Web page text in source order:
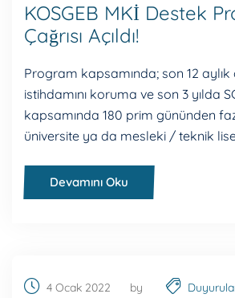
KOSGEB MKİ Destek
Çağrısı Açıldı!
Program kapsamında; son 12
istihdamını koruma ve son 3 yılda
kapsamında 180 prim gününden
üniversite ya da mesleki / teknik
Devamını Oku
4 Ocak 2022 by